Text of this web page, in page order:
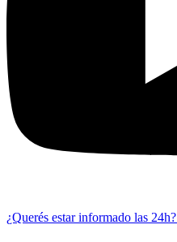
¿Querés estar informado las 24h?